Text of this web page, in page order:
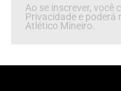
Ao se inscrever, você
Privacidade e poderá
Atlético Mineiro.